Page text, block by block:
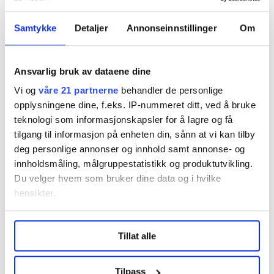
Samtykke Detaljer Annonseinnstillinger Om
Ansvarlig bruk av dataene dine
Vi og våre 21 partnerne behandler de personlige
opplysningene dine, f.eks. IP-nummeret ditt, ved å bruke
teknologi som informasjonskapsler for å lagre og få
tilgang til informasjon på enheten din, sånn at vi kan tilby
deg personlige annonser og innhold samt annonse- og
innholdsmåling, målgruppestatistikk og produktutvikling.
Du velger hvem som bruker dine data og i hvilke
hensikter.
Undermer infokan du lese om hvordan dine personlige
data behandles og hvordan du kan velge hvordan de skal
brukes. Du kan hele tiden endre eller trekke tilbake ditt
samtykke fra erklæringen om informasjonskapsler.
Tillat alle
Tilpass
Vi skriver om ansatte i store bransjer i privat
sektor, blant annet industri, bygg, transport og
hotell og restaurant.
Del artikkel
Nå:4stillingsannonser